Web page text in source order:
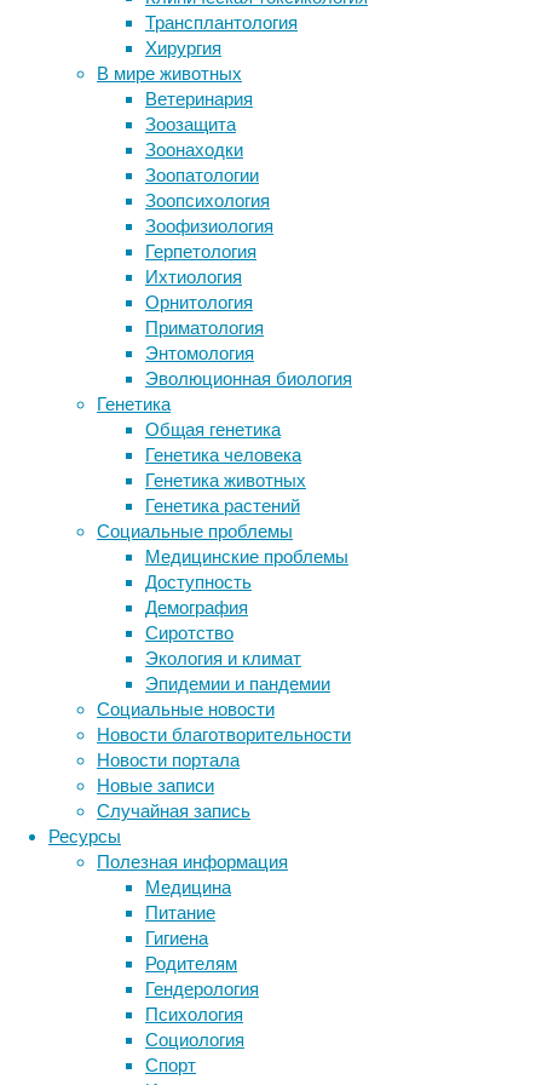
Трансплантология
Хирургия
В мире животных
Ветеринария
Зоозащита
Зоонаходки
Зоопатологии
Зоопсихология
Зоофизиология
Герпетология
Ихтиология
Орнитология
Приматология
Энтомология
Эволюционная биология
Генетика
Общая генетика
Генетика человека
Генетика животных
Генетика растений
Социальные проблемы
Медицинские проблемы
Доступность
Демография
Сиротство
Экология и климат
Эпидемии и пандемии
Социальные новости
Новости благотворительности
Новости портала
Новые записи
Случайная запись
Ресурсы
Полезная информация
Медицина
Питание
Гигиена
Родителям
Гендерология
Психология
Социология
Спорт
иммунитет,
медицина,
онкология
Американские
ученые
разработали
новый
вид
иммунотерапии
рака,
значительно
превосходящий
по эффективности
все
современные
имеющиеся
виды
лечения.
ранних
клинических
испытаниях
новой
методики
удалось
достичь
полного
излечения
пациентов,
которые
считались
безнадежными.
Предварительные
результаты
этих
испытаний
Отказ от размножения помог
муравьям восстановить утраченный
объем мозга
Биполярное расстройство отличили
от депрессии по фМРТ-сканам мозга
Веселый кардиолог рассказал, чем
болеют герои популярных песен
Исчезновение морского льда на
Шпицбергене не помешало белым
медведям растолстеть
Следите за новостями